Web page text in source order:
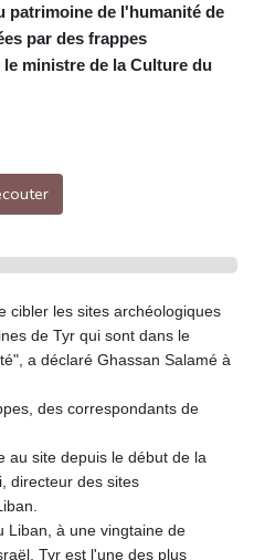
patrimoine de l'humanité de
par des frappes
ministre de la Culture du
cibler les sites archéologiques
de Tyr qui sont dans le
a déclaré Ghassan Salamé à
des correspondants de
au site depuis le début de la
directeur des sites
Liban, à une vingtaine de
Tyr est l'une des plus